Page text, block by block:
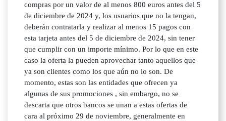
compras por un valor de al menos 800 euros antes del 5
de diciembre de 2024 y, los usuarios que no la tengan,
deberán contratarla y realizar al menos 15 pagos con
esta tarjeta antes del 5 de diciembre de 2024, sin tener
que cumplir con un importe mínimo. Por lo que en este
caso la oferta la pueden aprovechar tanto aquellos que
ya son clientes como los que aún no lo son. De
momento, estas son las entidades que ofrecen ya
algunas de sus promociones , sin embargo, no se
descarta que otros bancos se unan a estas ofertas de
cara al próximo 29 de noviembre, generalmente en